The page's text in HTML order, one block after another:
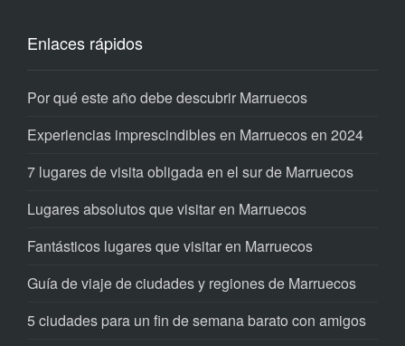
Enlaces rápidos
Por qué este año debe descubrir Marruecos
Experiencias imprescindibles en Marruecos en 2024
7 lugares de visita obligada en el sur de Marruecos
Lugares absolutos que visitar en Marruecos
Fantásticos lugares que visitar en Marruecos
Guía de viaje de ciudades y regiones de Marruecos
5 ciudades para un fin de semana barato con amigos